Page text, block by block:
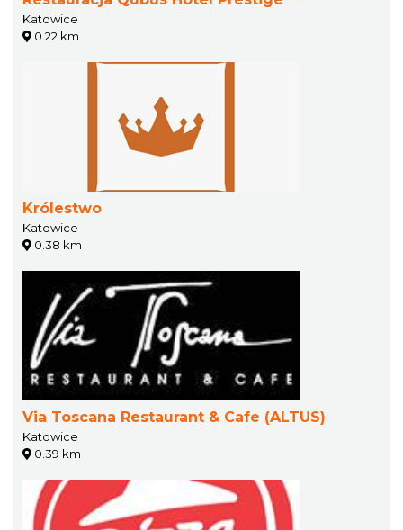
Katowice
0.22 km
Królestwo
Katowice
0.38 km
Via Toscana Restaurant & Cafe (ALTUS)
Katowice
0.39 km